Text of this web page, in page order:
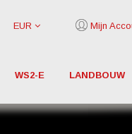
Mijn
EUR
WS2-E LANDBOUW